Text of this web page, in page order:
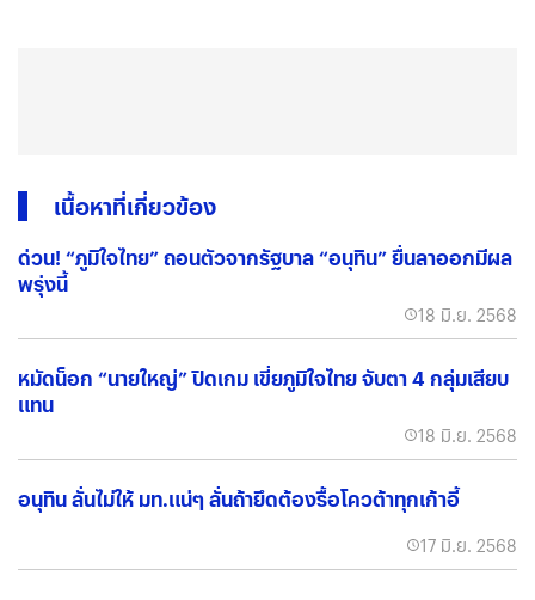
เนื้อหาที่เกี่ยวข้อง
ด่วน! “ภูมิใจไทย” ถอนตัวจากรัฐบาล “อนุทิน” ยื่นลาออกมีผล
พรุ่งนี้
18 มิ.ย. 2568
หมัดน็อก “นายใหญ่” ปิดเกม เขี่ยภูมิใจไทย จับตา 4 กลุ่มเสียบ
แทน
18 มิ.ย. 2568
อนุทิน ลั่นไม่ให้ มท.แน่ๆ ลั่นถ้ายึดต้องรื้อโควต้าทุกเก้าอี้
17 มิ.ย. 2568